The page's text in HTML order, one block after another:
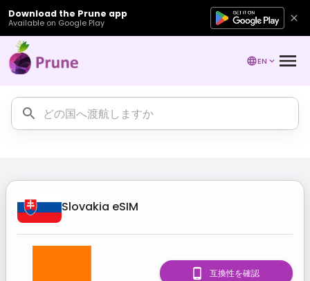
Download the Prune app
Available on Google Play
EN
Slovakia eSIM
互換性を確認